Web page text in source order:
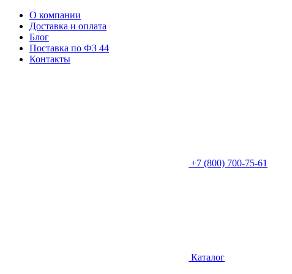
О компании
Доставка и оплата
Блог
Поставка по ФЗ 44
Контакты
+7 (800) 700-75-61
Каталог